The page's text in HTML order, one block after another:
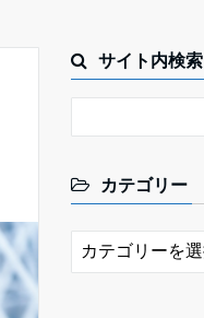
サイト内検索
カテゴリー